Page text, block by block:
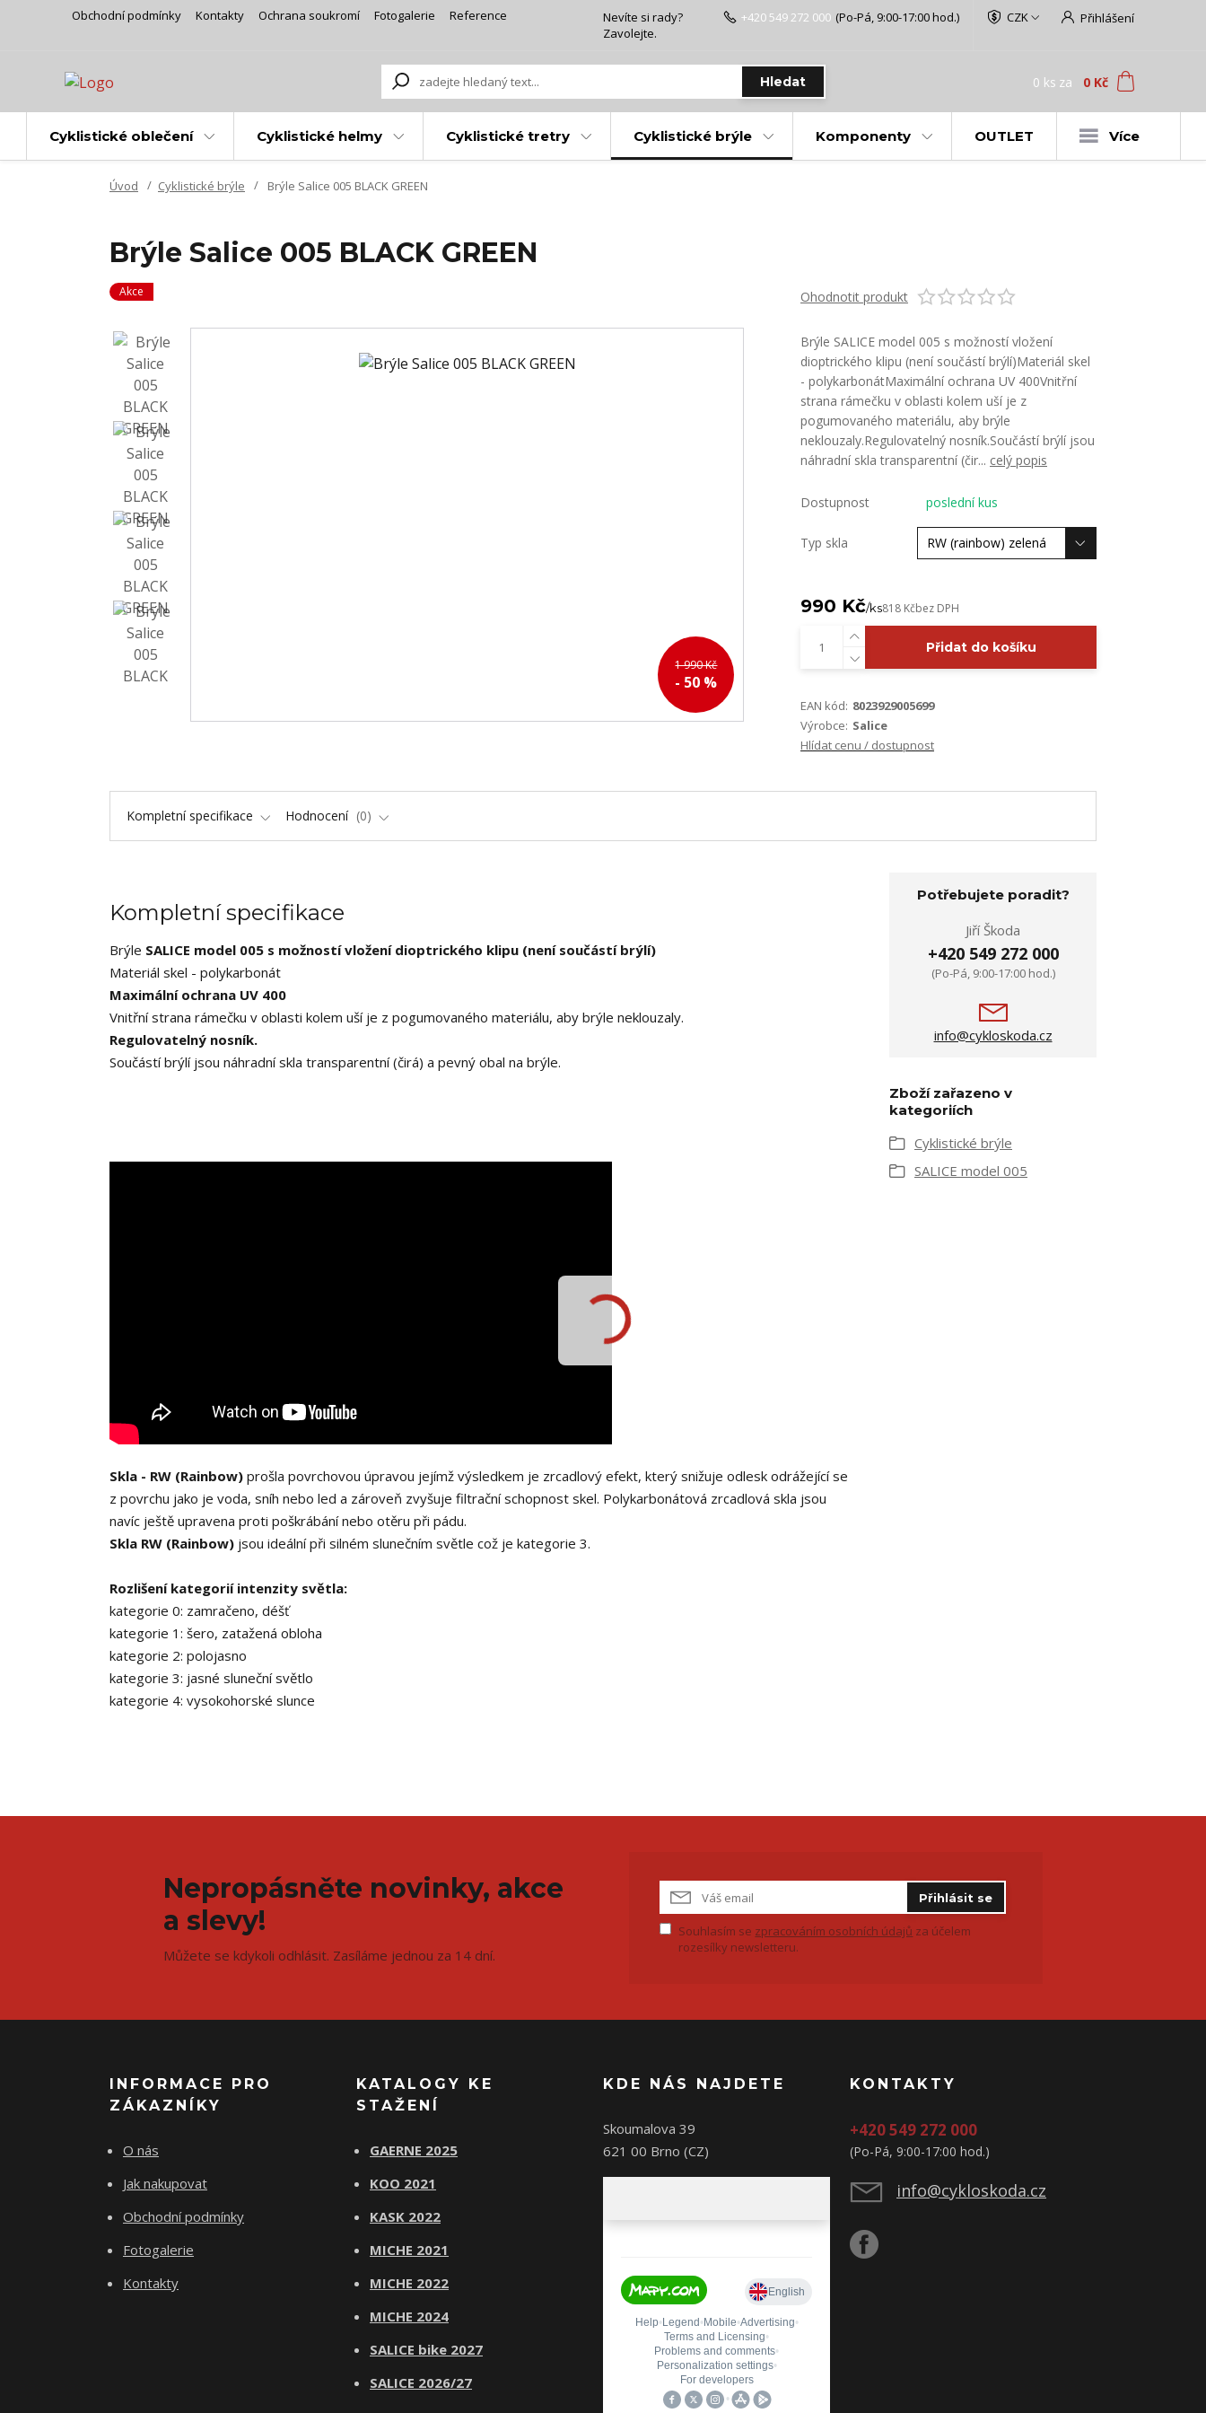
Obchodní podmínky Kontakty Ochrana soukromí Fotogalerie Reference CZK Přihlášení
Hledat
Nevíte si rady?
Zavolejte.
+420 549 272 000 (Po-Pá, 9:00-17:00 hod.)
0 ks za 0 Kč
Cyklistické oblečení Cyklistické helmy Cyklistické tretry Cyklistické brýle Komponenty OUTLET Více
Úvod Cyklistické brýle Brýle Salice 005 BLACK GREEN
Brýle Salice 005 BLACK GREEN
Akce
1 990 Kč
- 50 %
Ohodnotit produkt
Brýle SALICE model 005 s možností vložení
dioptrického klipu (není součástí brýlí)Materiál skel
- polykarbonátMaximální ochrana UV 400Vnitřní
strana rámečku v oblasti kolem uší je z
pogumovaného materiálu, aby brýle
neklouzaly.Regulovatelný nosník.Součástí brýlí jsou
náhradní skla transparentní (čir... celý popis
Dostupnost poslední kus
Typ skla
990 Kč/ks818 Kčbez DPH
Přidat do košíku
EAN kód: 8023929005699
Výrobce: Salice
Hlídat cenu / dostupnost
Kompletní specifikace Hodnocení 0
Kompletní specifikace
Brýle SALICE model 005 s možností vložení dioptrického klipu (není součástí brýlí)
Materiál skel - polykarbonát
Maximální ochrana UV 400
Vnitřní strana rámečku v oblasti kolem uší je z pogumovaného materiálu, aby brýle neklouzaly.
Regulovatelný nosník.
Součástí brýlí jsou náhradní skla transparentní (čirá) a pevný obal na brýle.
Skla - RW (Rainbow) prošla povrchovou úpravou jejímž výsledkem je zrcadlový efekt, který snižuje odlesk odrážející se
z povrchu jako je voda, sníh nebo led a zároveň zvyšuje filtrační schopnost skel. Polykarbonátová zrcadlová skla jsou
navíc ještě upravena proti poškrábání nebo otěru při pádu.
Skla RW (Rainbow) jsou ideální při silném slunečním světle což je kategorie 3.
Rozlišení kategorií intenzity světla:
kategorie 0: zamračeno, déšť
kategorie 1: šero, zatažená obloha
kategorie 2: polojasno
kategorie 3: jasné sluneční světlo
kategorie 4: vysokohorské slunce
Potřebujete poradit?
Jiří Škoda
+420 549 272 000
(Po-Pá, 9:00-17:00 hod.)
info@cykloskoda.cz
Zboží zařazeno v
kategoriích
Cyklistické brýle
SALICE model 005
Nepropásněte novinky, akce
a slevy!
Můžete se kdykoli odhlásit. Zasíláme jednou za 14 dní.
Přihlásit se
Souhlasím se zpracováním osobních údajů za účelem
rozesílky newsletteru.
INFORMACE PRO
ZÁKAZNÍKY
O nás
Jak nakupovat
Obchodní podmínky
Fotogalerie
Kontakty
KATALOGY KE
STAŽENÍ
GAERNE 2025
KOO 2021
KASK 2022
MICHE 2021
MICHE 2022
MICHE 2024
SALICE bike 2027
SALICE 2026/27
KDE NÁS NAJDETE
Skoumalova 39
621 00 Brno (CZ)
KONTAKTY
+420 549 272 000
(Po-Pá, 9:00-17:00 hod.)
info@cykloskoda.cz